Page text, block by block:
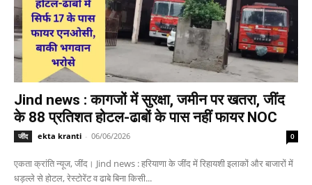
Jind news : कागजों में सुरक्षा, जमीन पर खतरा, जींद
के 88 प्रतिशत होटल-ढाबों के पास नहीं फायर NOC
जींद ekta kranti - 06/06/2026 0
एकता क्रांति न्यूज, जींद। Jind news : हरियाणा के जींद में रिहायशी इलाकों और बाजारों में
धड़ल्ले से होटल, रेस्टोरेंट व ढाबे बिना किसी...